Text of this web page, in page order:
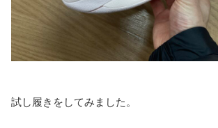
試し履きをしてみました。